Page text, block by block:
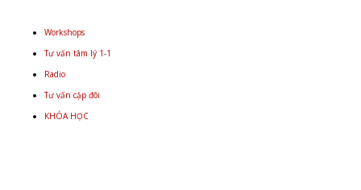
Workshops
Tư vấn tâm lý 1-1
Radio
Tư vấn cặp đôi
KHÓA HỌC